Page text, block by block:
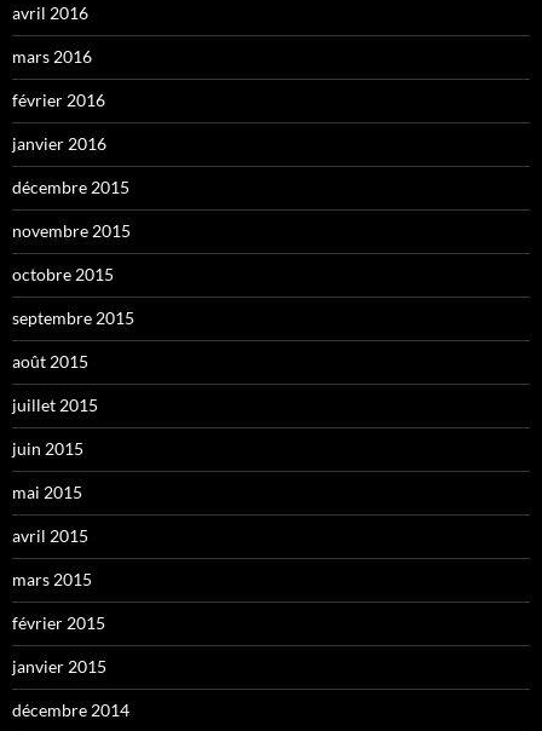
avril 2016
mars 2016
février 2016
janvier 2016
décembre 2015
novembre 2015
octobre 2015
septembre 2015
août 2015
juillet 2015
juin 2015
mai 2015
avril 2015
mars 2015
février 2015
janvier 2015
décembre 2014